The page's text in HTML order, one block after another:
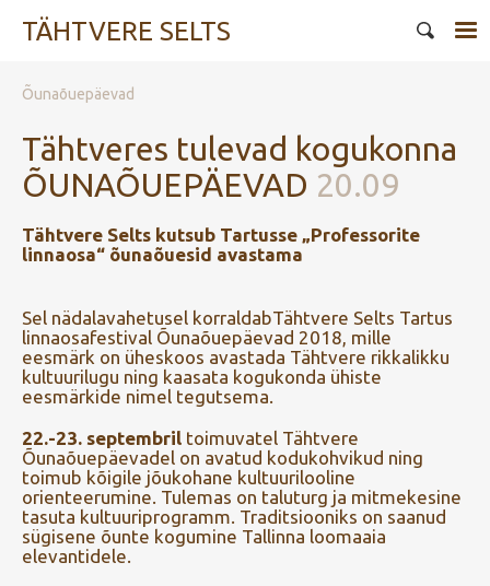
TÄHTVERE SELTS
Õunaõuepäevad
Tähtveres tulevad kogukonna
ÕUNAÕUEPÄEVAD 20.09
Tähtvere Selts kutsub Tartusse „Professorite
linnaosa“ õunaõuesid avastama
Sel nädalavahetusel korraldabTähtvere Selts Tartus
linnaosafestival Õunaõuepäevad 2018, mille
eesmärk on üheskoos avastada Tähtvere rikkalikku
kultuurilugu ning kaasata kogukonda ühiste
eesmärkide nimel tegutsema.
22.-23. septembril toimuvatel Tähtvere
Õunaõuepäevadel on avatud kodukohvikud ning
toimub kõigile jõukohane kultuurilooline
orienteerumine. Tulemas on taluturg ja mitmekesine
tasuta kultuuriprogramm. Traditsiooniks on saanud
sügisene õunte kogumine Tallinna loomaaia
elevantidele.